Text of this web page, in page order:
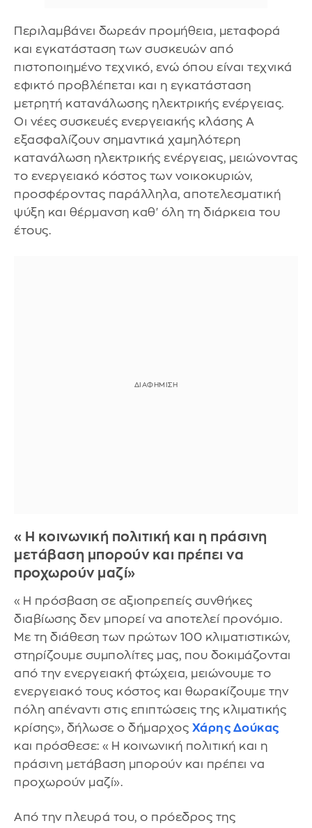
Περιλαμβάνει δωρεάν προμήθεια, μεταφορά
και εγκατάσταση των συσκευών από
πιστοποιημένο τεχνικό, ενώ όπου είναι τεχνικά
εφικτό προβλέπεται και η εγκατάσταση
μετρητή κατανάλωσης ηλεκτρικής ενέργειας.
Οι νέες συσκευές ενεργειακής κλάσης Α
εξασφαλίζουν σημαντικά χαμηλότερη
κατανάλωση ηλεκτρικής ενέργειας, μειώνοντας
το ενεργειακό κόστος των νοικοκυριών,
προσφέροντας παράλληλα, αποτελεσματική
ψύξη και θέρμανση καθ' όλη τη διάρκεια του
έτους.
«Η κοινωνική πολιτική και η πράσινη
μετάβαση μπορούν και πρέπει να
προχωρούν μαζί»
«Η πρόσβαση σε αξιοπρεπείς συνθήκες
διαβίωσης δεν μπορεί να αποτελεί προνόμιο.
Με τη διάθεση των πρώτων 100 κλιματιστικών,
στηρίζουμε συμπολίτες μας, που δοκιμάζονται
από την ενεργειακή φτώχεια, μειώνουμε το
ενεργειακό τους κόστος και θωρακίζουμε την
πόλη απέναντι στις επιπτώσεις της κλιματικής
κρίσης», δήλωσε ο δήμαρχος Χάρης Δούκας
και πρόσθεσε: «Η κοινωνική πολιτική και η
πράσινη μετάβαση μπορούν και πρέπει να
προχωρούν μαζί».
Από την πλευρά του, ο πρόεδρος της